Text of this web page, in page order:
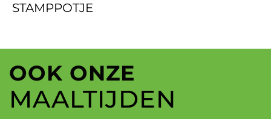
STAMPPOTJE
OOK ONZE
MAALTIJDEN